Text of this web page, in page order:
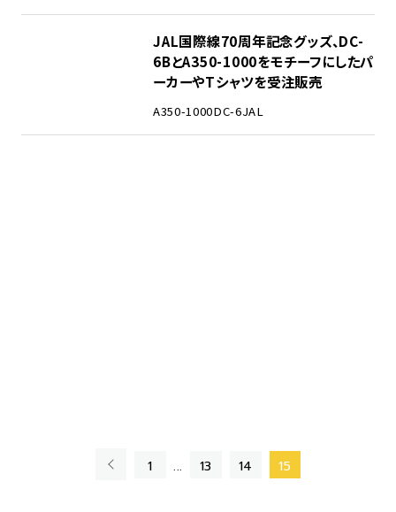
JAL国際線70周年記念グッズ、DC-
6BとA350-1000をモチーフにしたパ
ーカーやTシャツを受注販売
A350-1000DC-6JAL
1 ... 13 14 15